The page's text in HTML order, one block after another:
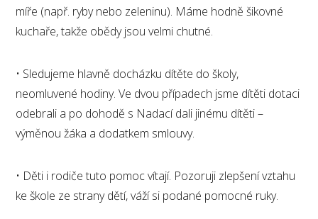
míře (např. ryby nebo zeleninu). Máme hodně šikovné
kuchaře, takže obědy jsou velmi chutné.
• Sledujeme hlavně docházku dítěte do školy,
neomluvené hodiny. Ve dvou případech jsme dítěti dotaci
odebrali a po dohodě s Nadací dali jinému dítěti –
výměnou žáka a dodatkem smlouvy.
• Děti i rodiče tuto pomoc vítají. Pozoruji zlepšení vztahu
ke škole ze strany dětí, váží si podané pomocné ruky.